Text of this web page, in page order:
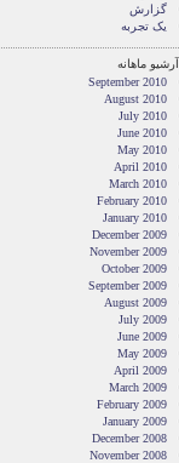
گزارش
یک تجربه
آرشیو ماهانه
September 2010
August 2010
July 2010
June 2010
May 2010
April 2010
March 2010
February 2010
January 2010
December 2009
November 2009
October 2009
September 2009
August 2009
July 2009
June 2009
May 2009
April 2009
March 2009
February 2009
January 2009
December 2008
November 2008